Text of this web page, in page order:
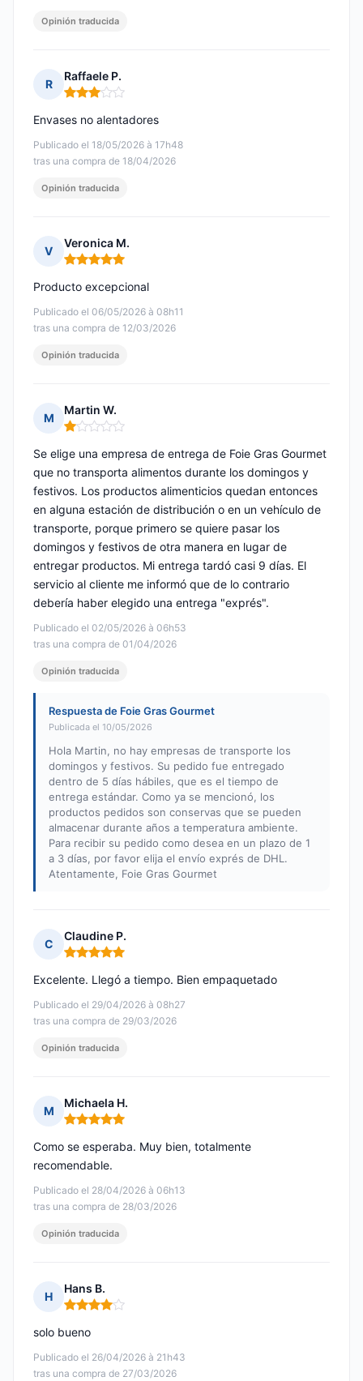
Opinión traducida
R
Raffaele P.
Nota: 3 de 5
Publicado el 18/05/2026 à 17h48
tras una compra de 18/04/2026
Envases no alentadores
Opinión traducida
V
Veronica M.
Nota: 5 de 5
Publicado el 06/05/2026 à 08h11
tras una compra de 12/03/2026
Producto excepcional
Opinión traducida
M
Martin W.
Nota: 1 de 5
Publicado el 02/05/2026 à 06h53
tras una compra de 01/04/2026
Se elige una empresa de entrega de Foie Gras Gourmet
que no transporta alimentos durante los domingos y
festivos. Los productos alimenticios quedan entonces
en alguna estación de distribución o en un vehículo de
transporte, porque primero se quiere pasar los
domingos y festivos de otra manera en lugar de
entregar productos. Mi entrega tardó casi 9 días. El
servicio al cliente me informó que de lo contrario
debería haber elegido una entrega "exprés".
Opinión traducida
Respuesta de Foie Gras Gourmet
Publicada el 10/05/2026
Hola Martin, no hay empresas de transporte los
domingos y festivos. Su pedido fue entregado
dentro de 5 días hábiles, que es el tiempo de
entrega estándar. Como ya se mencionó, los
productos pedidos son conservas que se pueden
almacenar durante años a temperatura ambiente.
Para recibir su pedido como desea en un plazo de 1
a 3 días, por favor elija el envío exprés de DHL.
Atentamente, Foie Gras Gourmet
C
Claudine P.
Nota: 5 de 5
Publicado el 29/04/2026 à 08h27
tras una compra de 29/03/2026
Excelente. Llegó a tiempo. Bien empaquetado
Opinión traducida
M
Michaela H.
Nota: 5 de 5
Publicado el 28/04/2026 à 06h13
tras una compra de 28/03/2026
Como se esperaba. Muy bien, totalmente
recomendable.
Opinión traducida
H
Hans B.
Nota: 4 de 5
Publicado el 26/04/2026 à 21h43
tras una compra de 27/03/2026
solo bueno